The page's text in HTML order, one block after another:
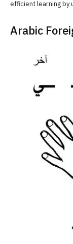
efficient learning by
Arabic